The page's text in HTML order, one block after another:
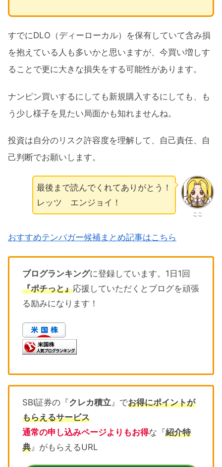
すでにDLO（ディーローカル）を保有していて含み損
を抱えている人も多いかと思いますが、今買い増しす
ることで更に大きな損失をする可能性があります。
ナンピン買いするにしても新規購入するにしても、も
う少し様子を見たい局面かも知れませんね。
投資は自分のリスク許容度を理解して、自己責任、自
己判断でお願いします。
ここ
最後まで読んでくれてありがとう！
レッツ エンジョイ！
おすすめテンバガー候補まとめ記事はこちら
ブログランキングに登録しています。1日1回
『ポチっと』応援していただくとブログを頑張
る励みになります！
SBI証券の『クレカ積立 』でお得にポイントが
もらえるサービス
通常の申し込みページよりもお得な『紹介特
典』がもらえるURL